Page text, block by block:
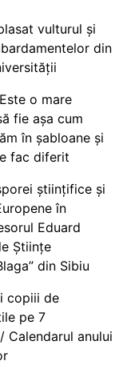
vulturul și
din
o mare
fie așa cum
în șabloane și
fac diferit
științifice și
în
Eduard
Științe
din Sibiu
copiii de
pe 7
Calendarul anului